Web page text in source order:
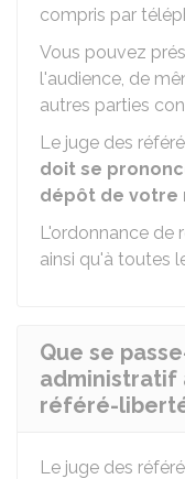
compris par
Vous pouvez
l'audience, de
autres parties
Le juge des
doit se
dépôt de votre
L'ordonnance de
ainsi qu'à toutes
Que se
administratif
référé-
Le juge des